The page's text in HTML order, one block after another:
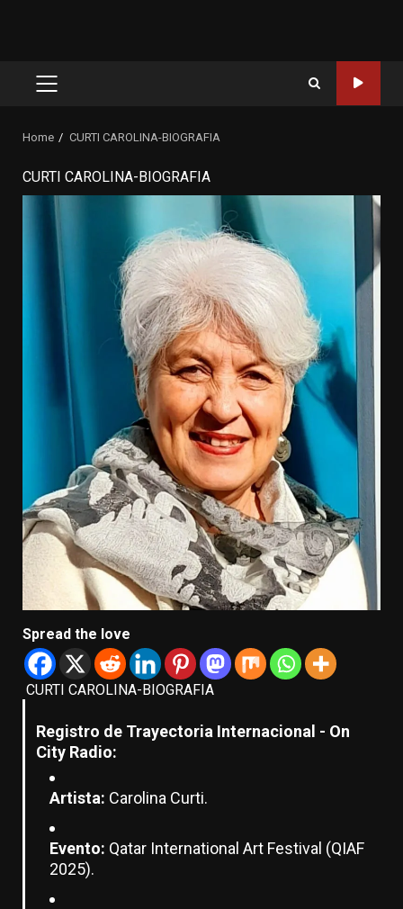
Primary
Home CURTI CAROLINA-BIOGRAFIA
CURTI CAROLINA-BIOGRAFIA
Spread the love
CURTI CAROLINA-BIOGRAFIA
Registro de Trayectoria Internacional - On
City Radio:
Artista: Carolina Curti.
Evento: Qatar International Art Festival (QIAF
2025).